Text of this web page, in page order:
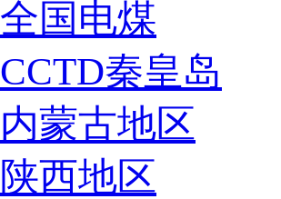
全国电煤
CCTD秦皇岛
内蒙古地区
陕西地区